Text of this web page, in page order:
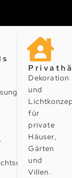
Dekoration
und
für
private
Häuser,
Gärten
und
Villen.